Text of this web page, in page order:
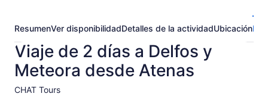
ResumenVer disponibilidadDetalles de la actividadUbicación
Viaje de 2 días a Delfos y
Meteora desde Atenas
CHAT Tours​